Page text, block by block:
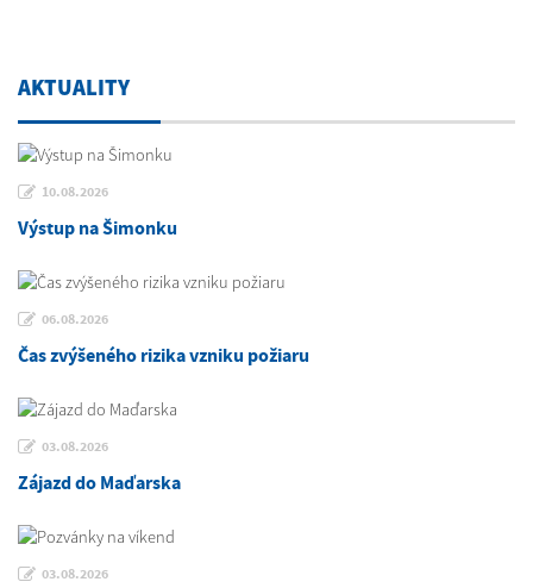
AKTUALITY
10.08.2026
Výstup na Šimonku
06.08.2026
Čas zvýšeného rizika vzniku požiaru
03.08.2026
Zájazd do Maďarska
03.08.2026